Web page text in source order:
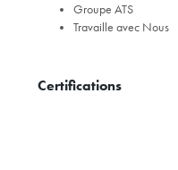
Groupe ATS
Travaille avec Nous
Certifications